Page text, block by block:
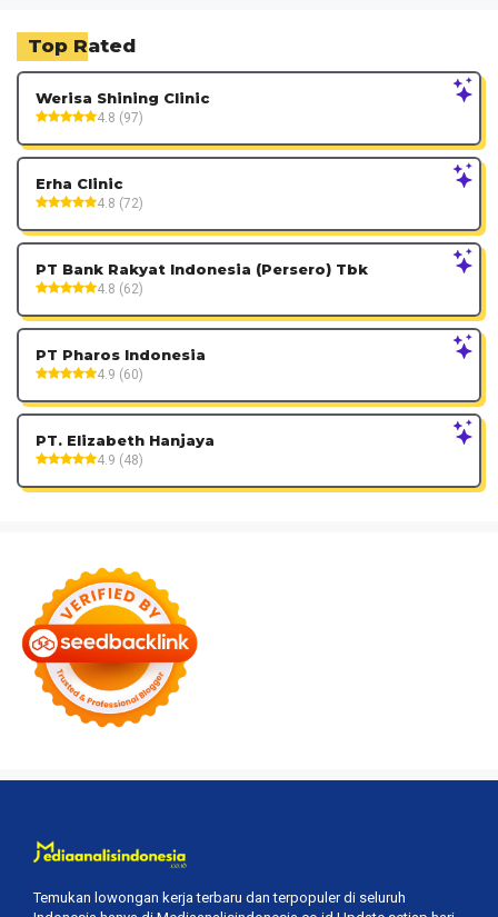
Top Rated
Werisa Shining Clinic
4.8 (97)
Erha Clinic
4.8 (72)
PT Bank Rakyat Indonesia (Persero) Tbk
4.8 (62)
PT Pharos Indonesia
4.9 (60)
PT. Elizabeth Hanjaya
4.9 (48)
Temukan lowongan kerja terbaru dan terpopuler di seluruh